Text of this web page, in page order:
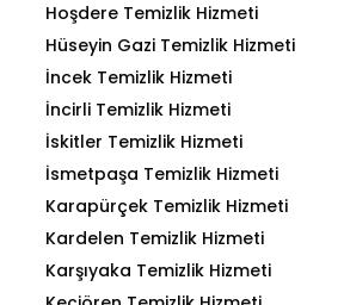
Hoşdere Temizlik Hizmeti
Hüseyin Gazi Temizlik Hizmeti
İncek Temizlik Hizmeti
İncirli Temizlik Hizmeti
İskitler Temizlik Hizmeti
İsmetpaşa Temizlik Hizmeti
Karapürçek Temizlik Hizmeti
Kardelen Temizlik Hizmeti
Karşıyaka Temizlik Hizmeti